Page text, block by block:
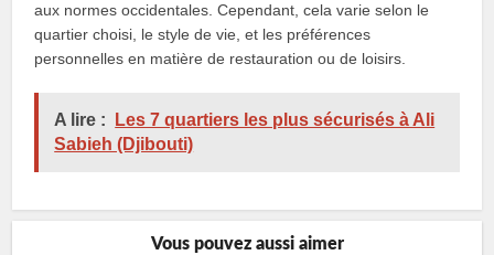
aux normes occidentales. Cependant, cela varie selon le
quartier choisi, le style de vie, et les préférences
personnelles en matière de restauration ou de loisirs.
A lire :
Les 7 quartiers les plus sécurisés à Ali
Sabieh (Djibouti)
Vous pouvez aussi aimer